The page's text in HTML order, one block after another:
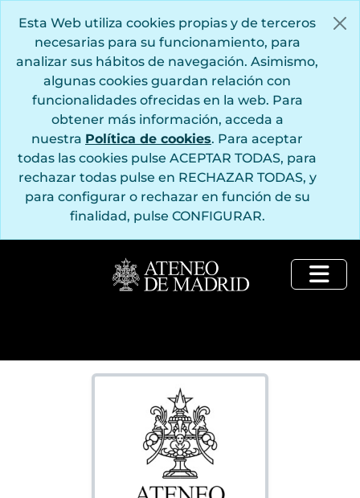
Esta Web utiliza cookies propias y de terceros
necesarias para su funcionamiento, para
analizar sus hábitos de navegación. Asimismo,
algunas cookies guardan relación con
funcionalidades ofrecidas en la web. Para
obtener más información, acceda a
nuestra Política de cookies. Para aceptar
todas las cookies pulse ACEPTAR TODAS, para
rechazar todas pulse en RECHAZAR TODAS, y
para configurar o rechazar en función de su
finalidad, pulse CONFIGURAR.